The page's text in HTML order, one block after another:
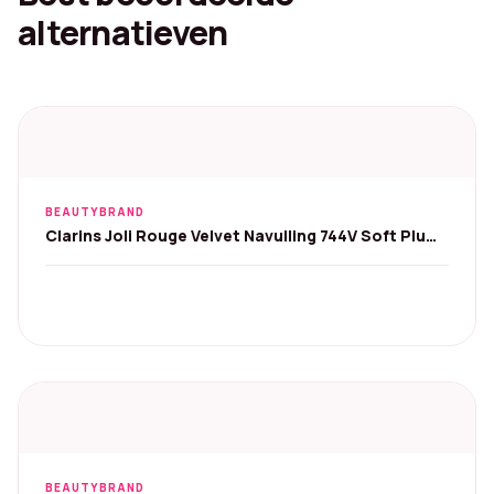
alternatieven
BEAUTYBRAND
Clarins Joli Rouge Velvet Navulling 744V Soft Plum,
BEAUTYBRAND